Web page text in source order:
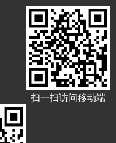
扫一扫访问移动端